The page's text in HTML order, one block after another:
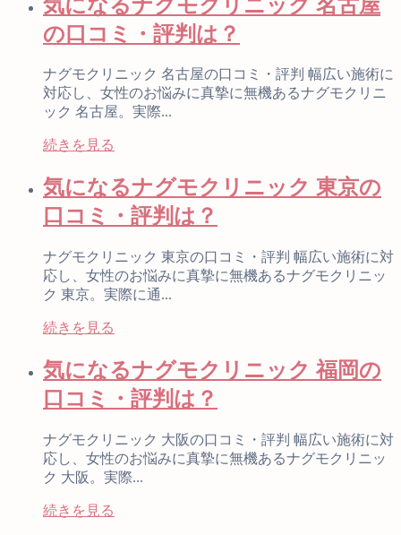
気になるナグモクリニック 名古屋
の口コミ・評判は？
ナグモクリニック 名古屋の口コミ・評判 幅広い施術に
対応し、女性のお悩みに真摯に無機あるナグモクリニ
ック 名古屋。実際...
続きを見る
気になるナグモクリニック 東京の
口コミ・評判は？
ナグモクリニック 東京の口コミ・評判 幅広い施術に対
応し、女性のお悩みに真摯に無機あるナグモクリニッ
ク 東京。実際に通...
続きを見る
気になるナグモクリニック 福岡の
口コミ・評判は？
ナグモクリニック 大阪の口コミ・評判 幅広い施術に対
応し、女性のお悩みに真摯に無機あるナグモクリニッ
ク 大阪。実際...
続きを見る